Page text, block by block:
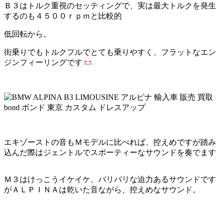
Ｂ３はトルク重視のセッティングで、実は最大トルクを発生
するのも４５００ｒｐｍと比較的
低回転から。
街乗りでもトルクフルでとても乗りやすく、フラットなエン
ジンフィーリングです
エキゾーストの音もＭモデルに比べれば、控えめですが踏み
込んだ際はジェントルでスポーティーなサウンドを奏でます
Ｍ３はけっこうイケイケ、バリバリな迫力あるサウンドです
がＡＬＰＩＮＡは乾いた音ながら、控えめなサウンド。